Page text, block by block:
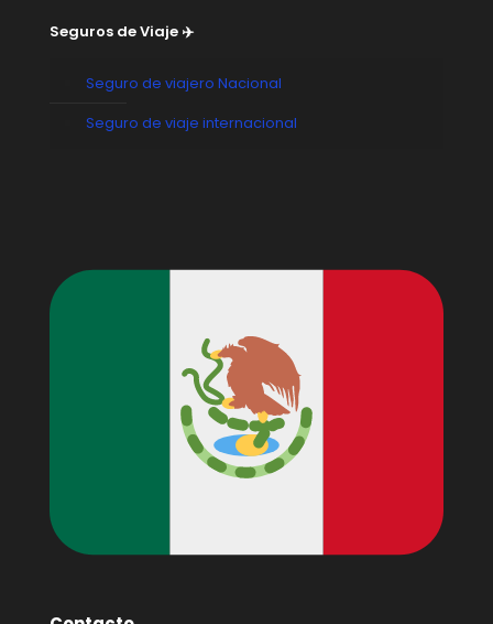
Seguros de Viaje ✈️
Seguro de viajero Nacional
Seguro de viaje internacional